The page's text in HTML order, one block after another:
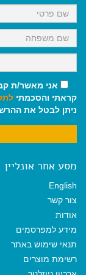
אני מאשר/ת
קראתי והסכמתי
ניתן לבטל את
מסע אחר אונליין
English
צור קשר
אודות
מידע למפרסמים
תנאי שימוש באתר
רשימת מוצרים